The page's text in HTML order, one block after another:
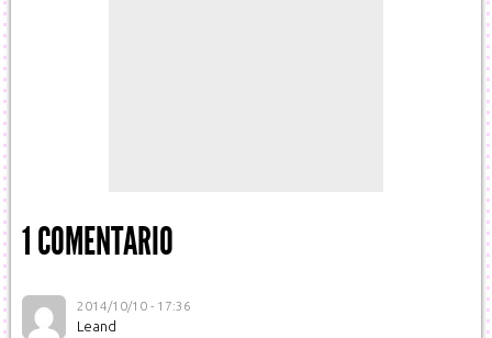
1 COMENTARIO
2014/10/10 - 17:36
Leand